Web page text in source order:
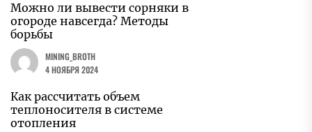
Можно ли вывести сорняки в
огороде навсегда? Методы
борьбы
MINING_BROTH
4 НОЯБРЯ 2024
Как рассчитать объем
теплоносителя в системе
отопления